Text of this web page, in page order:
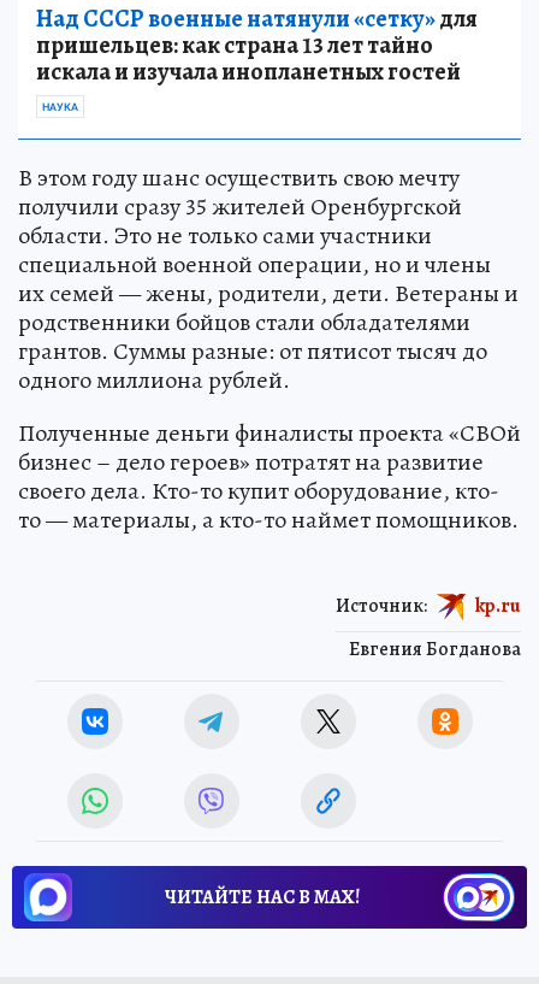
Над СССР военные натянули «сетку»для
пришельцев: как страна 13 лет тайно
искала и изучала инопланетных гостей
НАУКА
В этом году шанс осуществить свою мечту
получили сразу 35 жителей Оренбургской
области. Это не только сами участники
специальной военной операции, но и члены
их семей — жены, родители, дети. Ветераны и
родственники бойцов стали обладателями
грантов. Суммы разные: от пятисот тысяч до
одного миллиона рублей.
Полученные деньги финалисты проекта «СВОй
бизнес – дело героев» потратят на развитие
своего дела. Кто-то купит оборудование, кто-
то — материалы, а кто-то наймет помощников.
Евгения Богданова
Источник: kp.ru
ЧИТАЙТЕ НАС В МАХ!